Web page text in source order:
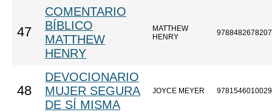
47
COMENTARIO
BÍBLICO
MATTHEW
HENRY
MATTHEW
HENRY
9788482678207
48
DEVOCIONARIO
MUJER SEGURA
DE SÍ MISMA
JOYCE MEYER 9781546010029